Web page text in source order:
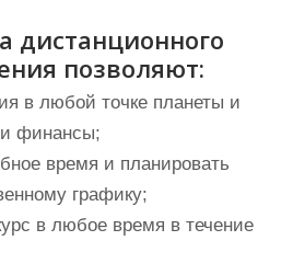
дистанционного
позволяют:
в любой точке планеты и
финансы;
время и планировать
графику;
в любое время в течение